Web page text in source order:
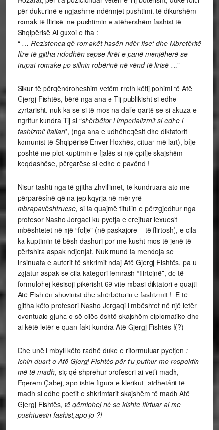
për dukurinë e ngjashme ndërmjet pushtimit të dikurshëm
romak të Ilirisë me pushtimin e atëhershëm fashist të
Shqipërisë Ai guxoi e tha :
“ … Rezistenca që romakët hasën ndër fiset dhe Mbretëritë
Ilire të gjitha ndodhën sepse ilirët e panë menjëherë se
trupat romake po sillnin robërinë në vënd të lirisë…”
Sikur të përqëndroheshim vetëm rreth këtij pohimi të Atë
Gjergj Fishtës, bërë nga ana e Tij publikisht si edhe
zyrtarisht, nuk ka se si të mos na dal’e qartë se si akuza e
ngritur kundra Tij si “shërbëtor i imperializmit si edhe i
fashizmit italian”, (nga ana e udhëheqësit dhe diktatorit
komunist të Shqipërisë Enver Hoxhës, cituar më lart), bíje
poshtë me plot kuptimin e fjalës si një çpifje skajshëm
keqdashëse, përçarëse si edhe e pavënd !
Nisur tashti nga të gjitha zhvillimet, të kundruara ato me
përparësínë që na jep kqyrja në mënyrë
mbrapavështruese, si ta quajmë titullin e përzgjedhur nga
profesor Nasho Jorgaqi ku pyetja e drejtuar lexuesit
mbështetet në një “folje” (në paskajore – të flirtosh), e cila
ka kuptimin të bësh dashuri por me kusht mos të jenë të
përfshira aspak ndjenjat. Nuk mund ta mendoja se
insinuata e autorit të shkrimit ndaj Atë Gjergj Fishtës, pa u
zgjatur aspak se cila kategori femrash “flirtojnë”, do të
formulohej kësisoji pikërisht 69 vite mbasi diktatori e quajti
Atë Fishtën shovinist dhe shërbëtorin e fashizmit ! E të
gjitha këto profesori Nasho Jorgaqi i mbështet në një letër
eventuale gjuha e së cilës është skajshëm diplomatike dhe
ai këtë letër e quan fakt kundra Atë Gjergj Fishtës !(?)
Dhe unë i mbyll këto radhë duke e riformuluar pyetjen :
Ishin duart e Atë Gjergj Fishtës për t’u puthur me respektin
më të madh, siç qé shprehur profesori ai vet’i madh,
Eqerem Çabej, apo ishte figura e klerikut, atdhetárit të
madh si edhe poetit e shkrimtarit skajshëm të madh Atë
Gjergj Fishtës, të qëmtohej në se kishte flirtuar ai me
pushtuesin fashist,apo jo ?!